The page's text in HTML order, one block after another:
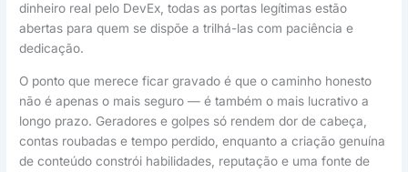
dinheiro real pelo DevEx, todas as portas legítimas estão
abertas para quem se dispõe a trilhá-las com paciência e
dedicação.
O ponto que merece ficar gravado é que o caminho honesto
não é apenas o mais seguro — é também o mais lucrativo a
longo prazo. Geradores e golpes só rendem dor de cabeça,
contas roubadas e tempo perdido, enquanto a criação genuína
de conteúdo constrói habilidades, reputação e uma fonte de